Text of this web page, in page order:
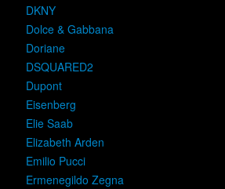
DKNY
Dolce & Gabbana
Doriane
DSQUARED2
Dupont
Eisenberg
Elie Saab
Elizabeth Arden
Emilio Pucci
Ermenegildo Zegna